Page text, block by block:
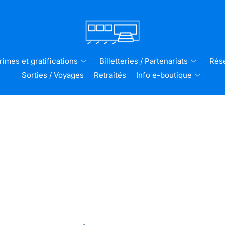
et gratifications Billetteries / Partenariats
Sorties / Voyages
Retraités Info e-boutique